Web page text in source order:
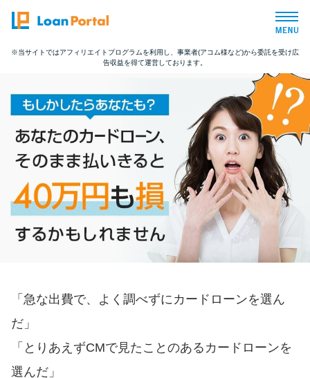
トップページ
おすすめコンテンツ
総合人気ランキング
とにかくすぐ借りたい方向け
バレずに借りたい方向け
カードローン診断
※当サイトではアフィリエイトプログラムを利用し、事業者(アコム様など)から委託を受け広
告収益を得て運営しております。
「急な出費で、よく調べずにカードローンを選ん
だ」
「とりあえずCMで見たことのあるカードローンを
選んだ」